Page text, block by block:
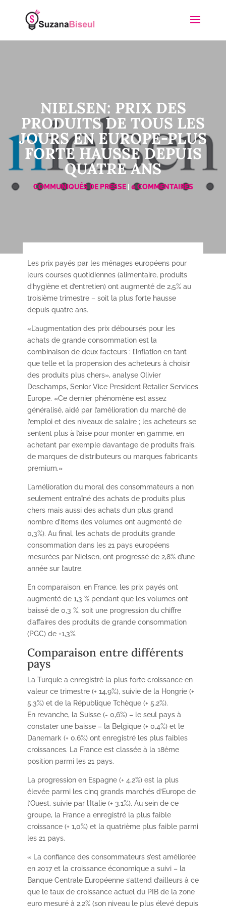
NIELSEN: PRIX DES
PRODUITS DE TOUS LES
JOURS EN EUROPE-PLUS
FORTE HAUSSE DEPUIS
QUATRE ANS
COMMUNIQUÉS DE PRESSE| 0 COMMENTAIRES
Les prix payés par les ménages européens pour
leurs courses quotidiennes (alimentaire, produits
d’hygiène et d’entretien) ont augmenté de 2,5% au
troisième trimestre – soit la plus forte hausse
depuis quatre ans.
«L’augmentation des prix déboursés pour les
achats de grande consommation est la
combinaison de deux facteurs : l’inflation en tant
que telle et la propension des acheteurs à choisir
des produits plus chers», analyse Olivier
Deschamps, Senior Vice President Retailer Services
Europe. «Ce dernier phénomène est assez
généralisé, aidé par l’amélioration du marché de
l’emploi et des niveaux de salaire ; les acheteurs se
sentent plus à l’aise pour monter en gamme, en
achetant par exemple davantage de produits frais,
de marques de distributeurs ou marques fabricants
premium.»
L’amélioration du moral des consommateurs a non
seulement entraîné des achats de produits plus
chers mais aussi des achats d’un plus grand
nombre d’items (les volumes ont augmenté de
0,3%). Au final, les achats de produits grande
consommation dans les 21 pays européens
mesurées par Nielsen, ont progressé de 2,8% d’une
année sur l’autre.
En comparaison, en France, les prix payés ont
augmenté de 1,3 % pendant que les volumes ont
baissé de 0,3 %, soit une progression du chiffre
d’affaires des produits de grande consommation
(PGC) de +1,3%.
Comparaison entre différents
pays
La Turquie a enregistré la plus forte croissance en
valeur ce trimestre (+ 14,9%), suivie de la Hongrie (+
5,3%) et de la République Tchèque (+ 5,2%).
En revanche, la Suisse (- 0,6%) – le seul pays à
constater une baisse – la Belgique (+ 0,4%) et le
Danemark (+ 0,6%) ont enregistré les plus faibles
croissances. La France est classée à la 18ème
position parmi les 21 pays.
La progression en Espagne (+ 4,2%) est la plus
élevée parmi les cinq grands marchés d’Europe de
l’Ouest, suivie par l’Italie (+ 3,1%). Au sein de ce
groupe, la France a enregistré la plus faible
croissance (+ 1,0%) et la quatrième plus faible parmi
les 21 pays.
« La confiance des consommateurs s’est améliorée
en 2017 et la croissance économique a suivi – la
Banque Centrale Européenne s’attend d’ailleurs à ce
que le taux de croissance actuel du PIB de la zone
euro mesuré à 2,2% (son niveau le plus élevé depuis